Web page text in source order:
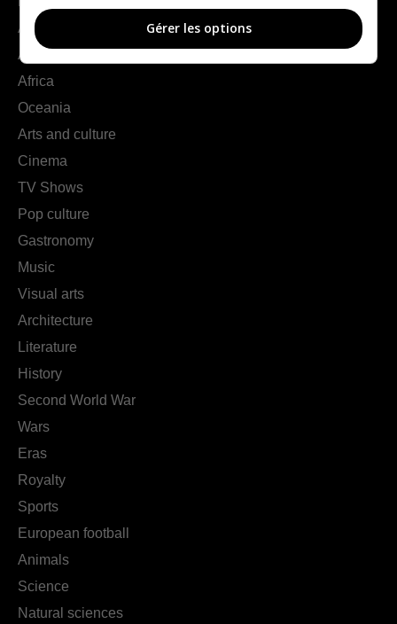
Americas
Asia
Africa
Oceania
Arts and culture
Cinema
TV Shows
Pop culture
Gastronomy
Music
Visual arts
Architecture
Literature
History
Second World War
Wars
Eras
Royalty
Sports
European football
Animals
Science
Natural sciences
Gérer les options